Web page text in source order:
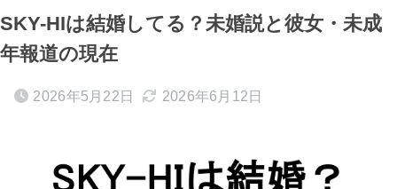
SKY-HIは結婚してる？未婚説と彼女・未成
年報道の現在
2026年5月22日 2026年6月12日